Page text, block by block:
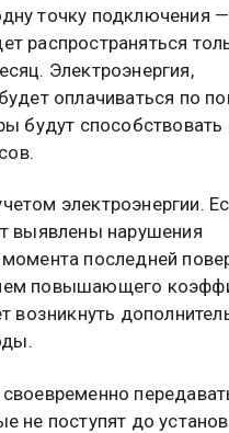
точку подключения
распространяться
Электроэнергия,
оплачиваться по
будут способствовать
электроэнергии.
выявлены нарушения
последней
повышающего
возникнуть
не поступят до